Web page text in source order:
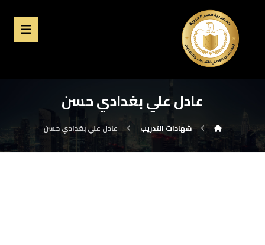
عادل علي بغدادي حسن
شهادات التدريب عادل علي بغدادي حسن